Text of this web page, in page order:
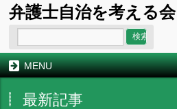
弁護士自治を考える会
MENU
最新記事